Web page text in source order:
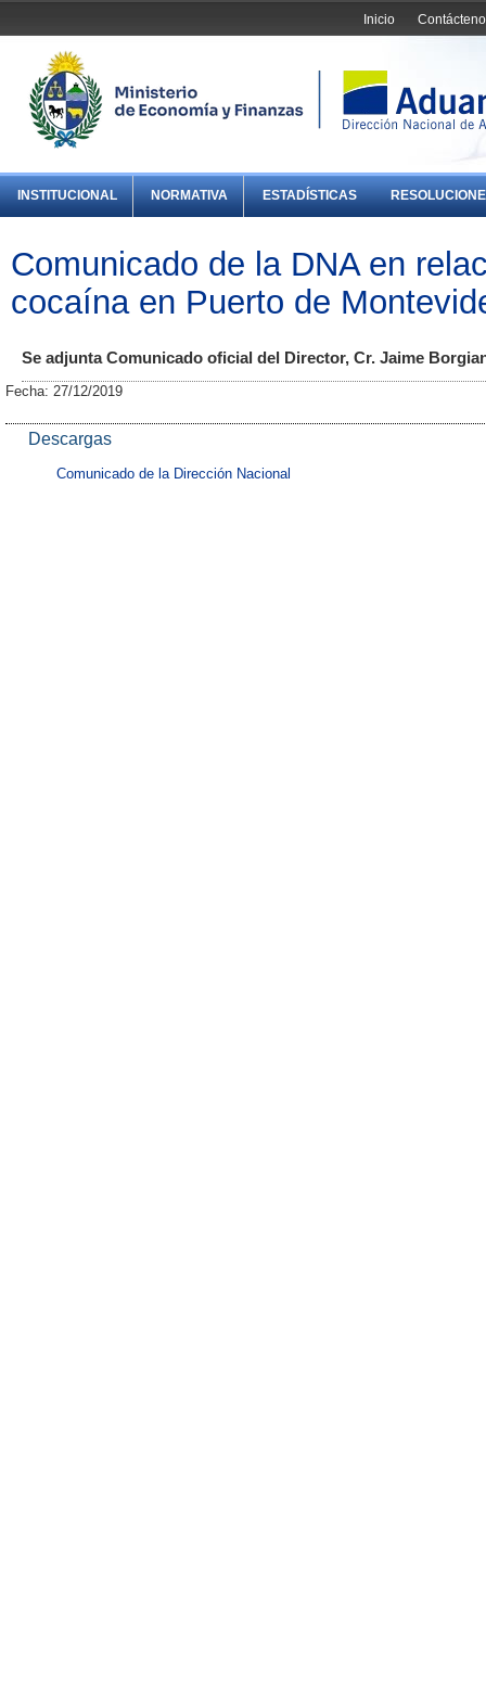
Inicio
INSTITUCIONAL NORMATIVA ESTADÍSTICAS
Comunicado de la DNA en
cocaína en Puerto de
Se adjunta Comunicado oficial del Director, Cr. Jaime
Fecha: 27/12/2019
Descargas
Comunicado de la Dirección Nacional